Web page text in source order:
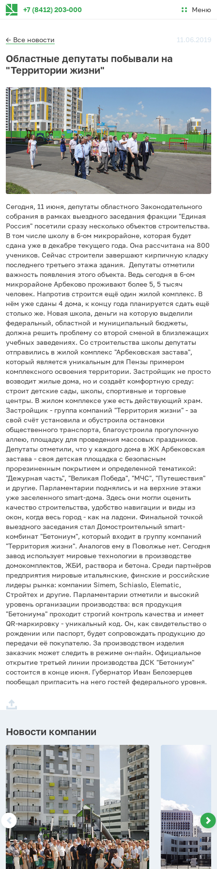
+7 (8412) 203-000 Меню
← Все новости 11.06.2019
Областные депутаты побывали на
"Территории жизни"
Сегодня, 11 июня, депутаты областного Законодательного
собрания в рамках выездного заседания фракции "Единая
Россия" посетили сразу несколько объектов строительства.
В том числе школу в 6-ом микрорайоне, которая будет
сдана уже в декабре текущего года. Она рассчитана на 800
учеников. Сейчас строители завершают кирпичную кладку
последнего третьего этажа здания. Депутаты отметили
важность появления этого объекта. Ведь сегодня в 6-ом
микрорайоне Арбеково проживают более 5, 5 тысяч
человек. Напротив строится ещё один жилой комплекс. В
нём уже сданы 4 дома, к концу года планируется сдать ещё
столько же. Новая школа, деньги на которую выделили
федеральный, областной и муниципальный бюджеты,
должна решить проблему со второй сменой в близлежащих
учебных заведениях. Со строительства школы депутаты
отправились в жилой комплекс "Арбековская застава",
который является уникальным для Пензы примером
комплексного освоения территории. Застройщик не просто
возводит жилые дома, но и создаёт комфортную среду:
строит детские сады, школы, спортивные и торговые
центры. В жилом комплексе уже есть действующий храм.
Застройщик - группа компаний "Территория жизни" - за
свой счёт установила и обустроила остановки
общественного транспорта, благоустроила прогулочную
аллею, площадку для проведения массовых праздников.
Депутаты отметили, что у каждого дома в ЖК Арбековская
застава - своя детская площадка с безопасным
прорезиненным покрытием и определенной тематикой:
"Дежурная часть", "Великая Победа", "МЧС", "Путешествия"
и другие. Парламентарии поднялись и на верхние этажи
уже заселенного smart-дома. Здесь они могли оценить
качество строительства, удобство навигации и виды из
окон, когда весь город - как на ладони. Финальной точкой
выездного заседания стал Домостроительный smart-
комбинат "Бетониум", который входит в группу компаний
"Территория жизни". Аналогов ему в Поволжье нет. Сегодня
завод использует мировые технологии в производстве
домокомплектов, ЖБИ, раствора и бетона. Среди партнёров
предприятия мировые итальянские, финские и российские
лидеры рынка: компании Simem, Schiaslo, Elematic,
Стройтех и другие. Парламентарии отметили и высокий
уровень организации производства: вся продукция
"Бетониума" проходит строгий контроль качества и имеет
QR-маркировку - уникальный код. Он, как свидетельство о
рождении или паспорт, будет сопровождать продукцию до
передачи её покупателю. За производством изделия
заказчик может следить в режиме он-лайн. Официальное
открытие третьей линии производства ДСК "Бетониум"
состоится в конце июня. Губернатор Иван Белозерцев
пообещал пригласить на него гостей федерального уровня.
Новости компании